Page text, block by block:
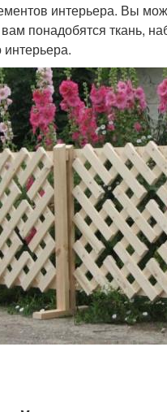
интерьера. Вы
понадобятся ткань,
интерьера.